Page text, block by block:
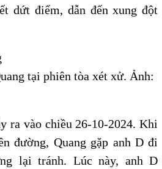
dứt điểm, dẫn đến xung đột
tại phiên tòa xét xử. Ảnh:
ra vào chiều 26-10-2024. Khi
đường, Quang gặp anh D đi
lại tránh. Lúc này, anh D